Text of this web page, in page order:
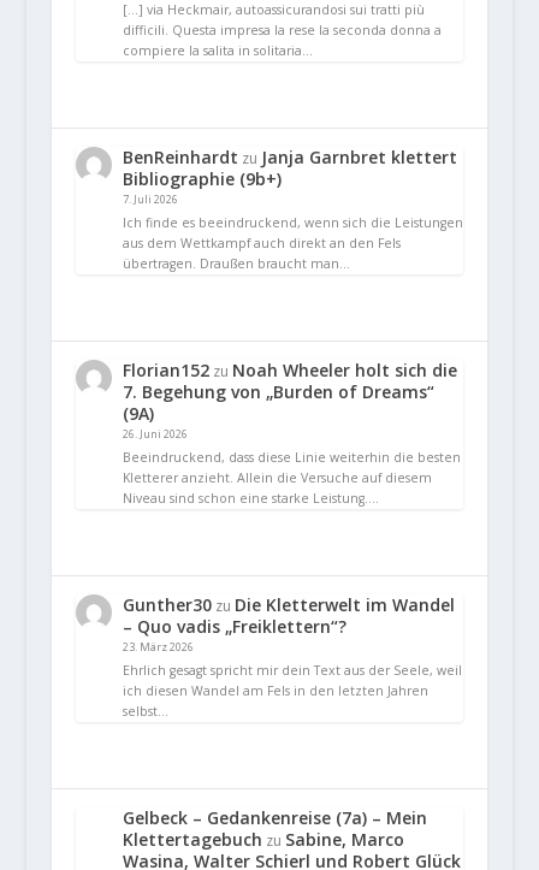
[…] via Heckmair, autoassicurandosi sui tratti più
difficili. Questa impresa la rese la seconda donna a
compiere la salita in solitaria…
BenReinhardt zu Janja Garnbret klettert
Bibliographie (9b+)
7. Juli 2026
Ich finde es beeindruckend, wenn sich die Leistungen
aus dem Wettkampf auch direkt an den Fels
übertragen. Draußen braucht man…
Florian152zu Noah Wheeler holt sich die
7. Begehung von „Burden of Dreams“
(9A)
26. Juni 2026
Beeindruckend, dass diese Linie weiterhin die besten
Kletterer anzieht. Allein die Versuche auf diesem
Niveau sind schon eine starke Leistung.…
Gunther30zu Die Kletterwelt im Wandel
– Quo vadis „Freiklettern“?
23. März 2026
Ehrlich gesagt spricht mir dein Text aus der Seele, weil
ich diesen Wandel am Fels in den letzten Jahren
selbst…
Gelbeck – Gedankenreise (7a) – Mein
Klettertagebuch zu Sabine, Marco
Wasina, Walter Schierl und Robert Glück